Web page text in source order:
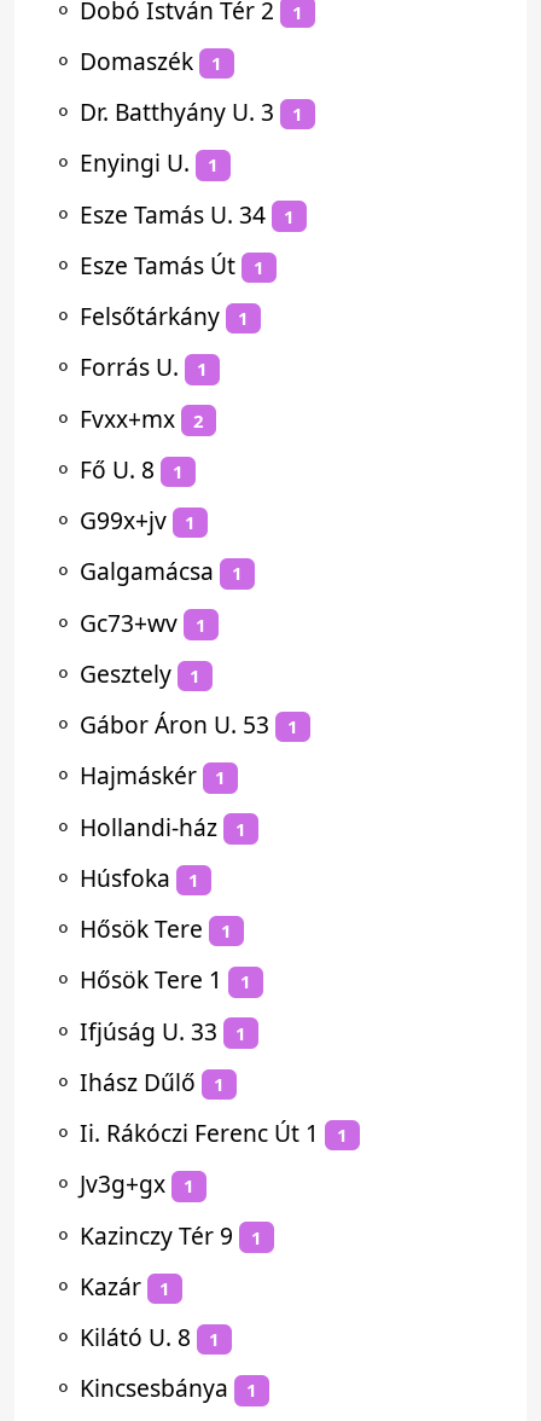
⚬ Dobó István Tér 2 1
⚬ Domaszék 1
⚬ Dr. Batthyány U. 3 1
⚬ Enyingi U. 1
⚬ Esze Tamás U. 34 1
⚬ Esze Tamás Út 1
⚬ Felsőtárkány 1
⚬ Forrás U. 1
⚬ Fvxx+mx 2
⚬ Fő U. 8 1
⚬ G99x+jv 1
⚬ Galgamácsa 1
⚬ Gc73+wv 1
⚬ Gesztely 1
⚬ Gábor Áron U. 53 1
⚬ Hajmáskér 1
⚬ Hollandi-ház 1
⚬ Húsfoka 1
⚬ Hősök Tere 1
⚬ Hősök Tere 1 1
⚬ Ifjúság U. 33 1
⚬ Ihász Dűlő 1
⚬ Ii. Rákóczi Ferenc Út 1 1
⚬ Jv3g+gx 1
⚬ Kazinczy Tér 9 1
⚬ Kazár 1
⚬ Kilátó U. 8 1
⚬ Kincsesbánya 1